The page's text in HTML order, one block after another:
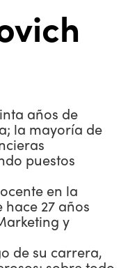
años de
la mayoría de
puestos
en la
hace 27 años
y
de su carrera,